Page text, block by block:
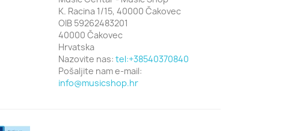
K. Racina 1/15, 40000 Čakovec
OIB 59262483201
40000 Čakovec
Hrvatska
Nazovite nas: tel:+38540370840
Pošaljite nam e-mail:
info@musicshop.hr